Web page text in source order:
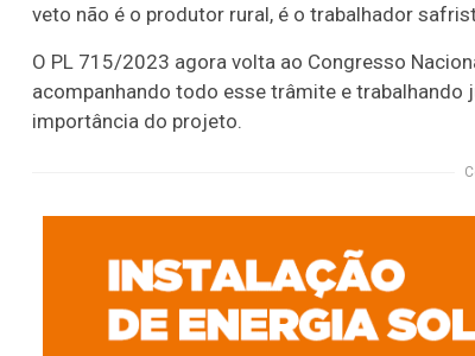
veto não é o produtor rural, é o trabalhador
O PL 715/2023 agora volta ao Congresso
acompanhando todo esse trâmite e
importância do projeto.